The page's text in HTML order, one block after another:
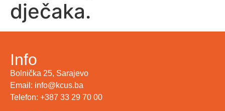
dječaka.
Info
Bolnička 25, Sarajevo
Email: info@kcus.ba
Telefon: +387 33 29 70 00